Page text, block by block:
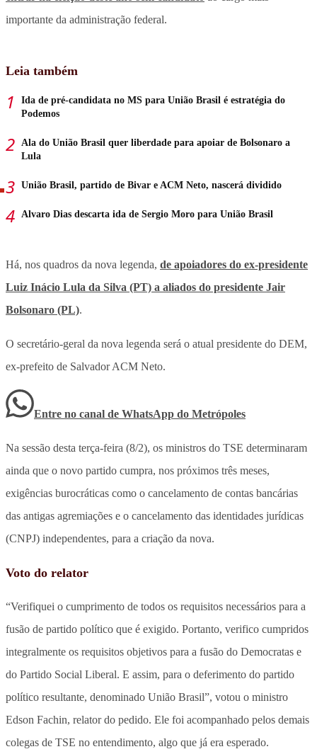
importante da administração federal.
Leia também
Ida de pré-candidata no MS para União Brasil é estratégia do
Podemos
Ala do União Brasil quer liberdade para apoiar de Bolsonaro a
Lula
União Brasil, partido de Bivar e ACM Neto, nascerá dividido
Alvaro Dias descarta ida de Sergio Moro para União Brasil
Há, nos quadros da nova legenda, de apoiadores do ex-presidente
Luiz Inácio Lula da Silva (PT) a aliados do presidente Jair
Bolsonaro (PL).
O secretário-geral da nova legenda será o atual presidente do DEM,
ex-prefeito de Salvador ACM Neto.
Entre no canal de WhatsApp do Metrópoles
Na sessão desta terça-feira (8/2), os ministros do TSE determinaram
ainda que o novo partido cumpra, nos próximos três meses,
exigências burocráticas como o cancelamento de contas bancárias
das antigas agremiações e o cancelamento das identidades jurídicas
(CNPJ) independentes, para a criação da nova.
Voto do relator
“Verifiquei o cumprimento de todos os requisitos necessários para a
fusão de partido político que é exigido. Portanto, verifico cumpridos
integralmente os requisitos objetivos para a fusão do Democratas e
do Partido Social Liberal. E assim, para o deferimento do partido
político resultante, denominado União Brasil”, votou o ministro
Edson Fachin, relator do pedido. Ele foi acompanhado pelos demais
colegas de TSE no entendimento, algo que já era esperado.